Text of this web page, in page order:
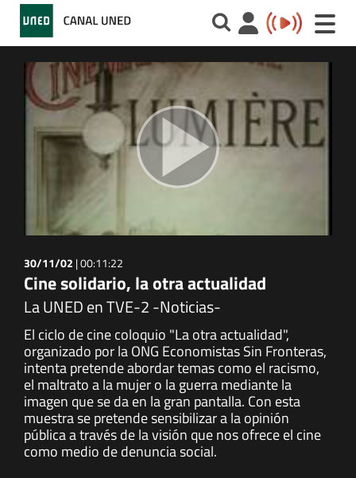
Toggle
30/11/02 |00:11:22
Cine solidario, la otra actualidad
La UNED en TVE-2 -Noticias-
El ciclo de cine coloquio "La otra actualidad",
organizado por la ONG Economistas Sin Fronteras,
intenta pretende abordar temas como el racismo,
el maltrato a la mujer o la guerra mediante la
imagen que se da en la gran pantalla. Con esta
muestra se pretende sensibilizar a la opinión
pública a través de la visión que nos ofrece el cine
como medio de denuncia social.